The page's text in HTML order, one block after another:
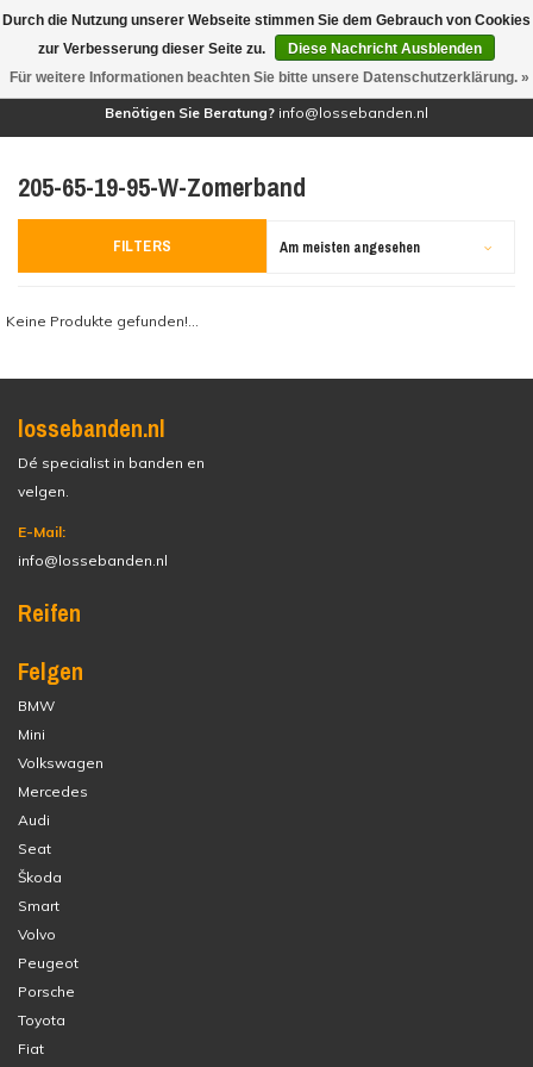
(0)
Benötigen Sie Beratung? info@lossebanden.nl
205-65-19-95-W-Zomerband
FILTERS Am meisten angesehen
Keine Produkte gefunden!...
lossebanden.nl
Dé specialist in banden en
velgen.
E-Mail:
info@lossebanden.nl
Reifen
Felgen
BMW
Mini
Volkswagen
Mercedes
Audi
Seat
Škoda
Smart
Volvo
Peugeot
Porsche
Toyota
Fiat
Durch die Nutzung unserer Webseite stimmen Sie dem Gebrauch von Cookies
zur Verbesserung dieser Seite zu.
Diese Nachricht Ausblenden
Für weitere Informationen beachten Sie bitte unsere Datenschutzerklärung. »